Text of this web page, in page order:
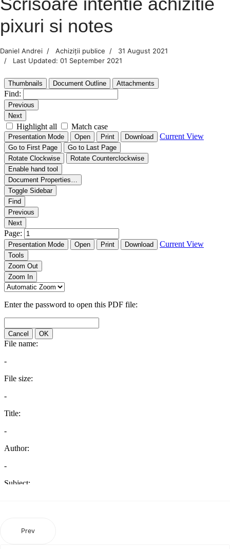
pixuri si notes
Daniel Andrei Achiziții publice
31 August 2021
Last Updated: 01 September 2021
Prev